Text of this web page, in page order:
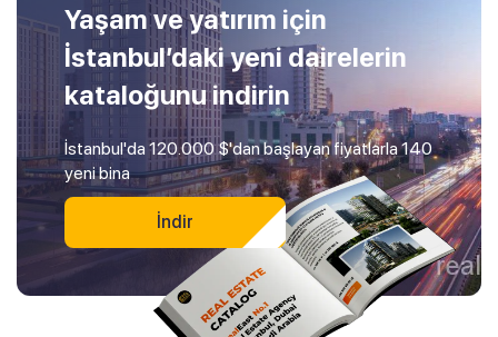
Yaşam ve yatırım için
İstanbul’daki yeni dairelerin
kataloğunu indirin
İstanbul'da 120.000 $'dan başlayan fiyatlarla 140
yeni bina
İndir